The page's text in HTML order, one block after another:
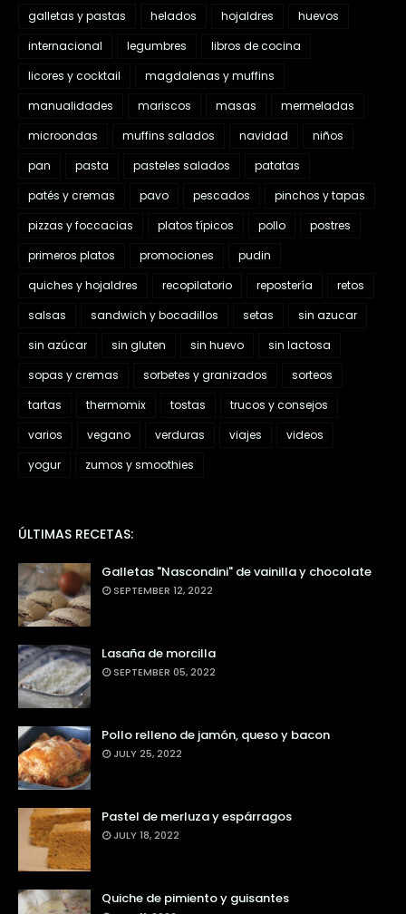
galletas y pastas
helados hojaldres
huevos
internacional
legumbres
libros de cocina
licores y cocktail
magdalenas y muffins
manualidades
mariscos masas
mermeladas
microondas
muffins salados navidad
niños
pan
pasta pasteles salados
patatas
patés y cremas
pavo pescados
pinchos y tapas
pizzas y foccacias
platos típicos pollo
postres
primeros platos
promociones
pudin
quiches y hojaldres
recopilatorio repostería
retos
salsas
sandwich y bocadillos setas
sin azucar
sin azúcar
sin gluten sin huevo
sin lactosa
sopas y cremas
sorbetes y granizados
sorteos
tartas
thermomix tostas
trucos y consejos
varios
vegano verduras viajes
videos
yogur
zumos y smoothies
ÚLTIMAS RECETAS:
Galletas "Nascondini" de vainilla y chocolate
SEPTEMBER 12, 2022
Lasaña de morcilla
SEPTEMBER 05, 2022
Pollo relleno de jamón, queso y bacon
JULY 25, 2022
Pastel de merluza y espárragos
JULY 18, 2022
Quiche de pimiento y guisantes